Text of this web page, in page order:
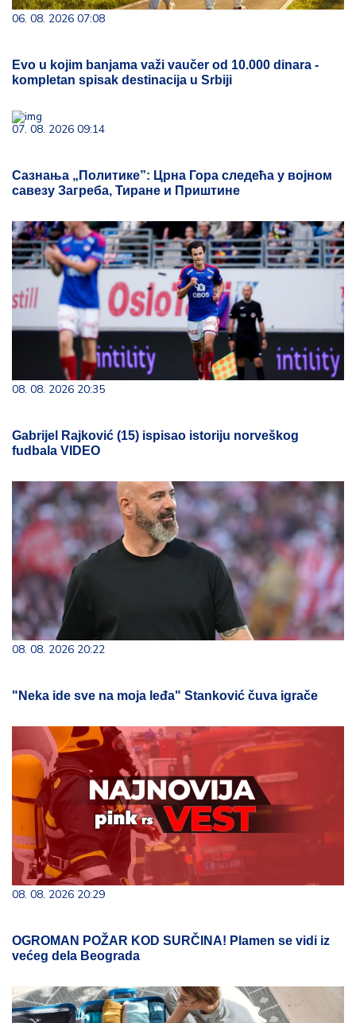
06. 08. 2026 07:08
Evo u kojim banjama važi vaučer od 10.000 dinara -
kompletan spisak destinacija u Srbiji
07. 08. 2026 09:14
Сазнања „Политике”: Црна Гора следећа у војном
савезу Загреба, Тиране и Приштине
08. 08. 2026 20:35
Gabrijel Rajković (15) ispisao istoriju norveškog
fudbala VIDEO
08. 08. 2026 20:22
"Neka ide sve na moja leđa" Stanković čuva igrače
08. 08. 2026 20:29
OGROMAN POŽAR KOD SURČINA! Plamen se vidi iz
većeg dela Beograda